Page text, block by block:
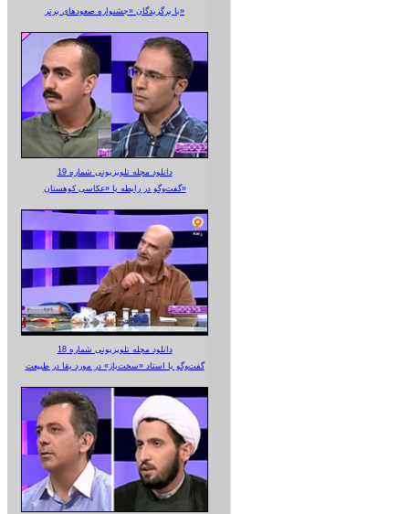
با برگزیدگان «جشنواره صعودهای برتر»
دانلود مجله تلویزیونی شماره 19
گفت‌وگو در رابطه با «عکاسی کوهستان»
دانلود مجله تلویزیونی شماره 18
گفت‌وگو با استاد «سخت‌باز» در مورد بقا در طبیعت